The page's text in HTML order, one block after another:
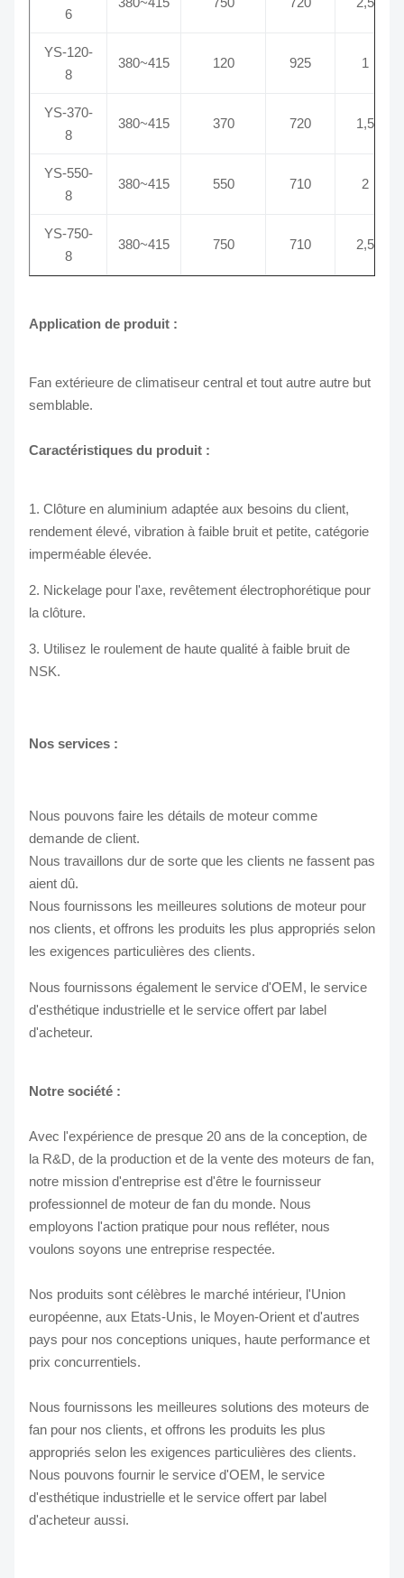
6
YS-120-
8
380~415 120 925 1
YS-370-
8
380~415 370 720 1,5
YS-550-
8
380~415 550 710 2
YS-750-
8
380~415 750 710 2,5
Application de produit :
Fan extérieure de climatiseur central et tout autre autre but
semblable.
Caractéristiques du produit :
1. Clôture en aluminium adaptée aux besoins du client,
rendement élevé, vibration à faible bruit et petite, catégorie
imperméable élevée.
2. Nickelage pour l'axe, revêtement électrophorétique pour
la clôture.
3. Utilisez le roulement de haute qualité à faible bruit de
NSK.
Nos services :
Nous pouvons faire les détails de moteur comme
demande de client.
Nous travaillons dur de sorte que les clients ne fassent pas
aient dû.
Nous fournissons les meilleures solutions de moteur pour
nos clients, et offrons les produits les plus appropriés selon
les exigences particulières des clients.
Nous fournissons également le service d'OEM, le service
d'esthétique industrielle et le service offert par label
d'acheteur.
Notre société :
Avec l'expérience de presque 20 ans de la conception, de
la R&D, de la production et de la vente des moteurs de fan,
notre mission d'entreprise est d'être le fournisseur
professionnel de moteur de fan du monde. Nous
employons l'action pratique pour nous refléter, nous
voulons soyons une entreprise respectée.
Nos produits sont célèbres le marché intérieur, l'Union
européenne, aux Etats-Unis, le Moyen-Orient et d'autres
pays pour nos conceptions uniques, haute performance et
prix concurrentiels.
Nous fournissons les meilleures solutions des moteurs de
fan pour nos clients, et offrons les produits les plus
appropriés selon les exigences particulières des clients.
Nous pouvons fournir le service d'OEM, le service
d'esthétique industrielle et le service offert par label
d'acheteur aussi.